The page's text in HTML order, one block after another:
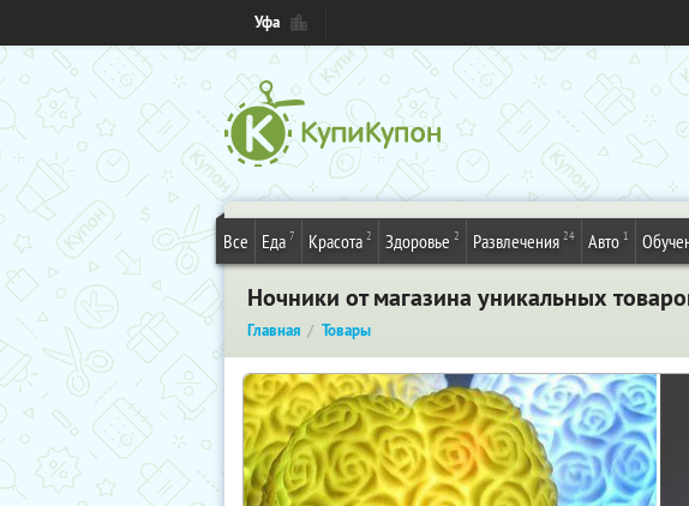
Уфа
Все Еда 7 Красота 2 Здоровье 2 Развлечения 24 Авто 1
Ночники от магазина уникальных
Главная Товары